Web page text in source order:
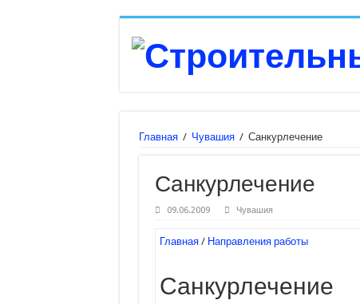
Главная / Чувашия / Санкурлечение
Санкурлечение
09.06.2009 Чувашия
Главная/ Направления работы
Санкурлечение